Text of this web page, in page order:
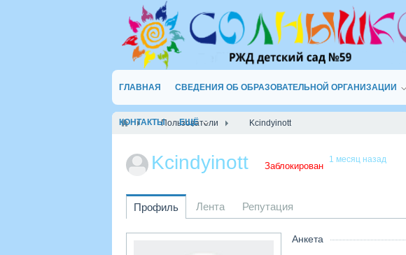
ГЛАВНАЯ СВЕДЕНИЯ ОБ ОБРАЗОВАТЕЛЬНОЙ ОРГАНИЗАЦИИ
КОНТАКТЫ ЕЩЁ
Пользователи Kcindyinott
Kcindyinott Заблокирован
1 месяц назад
Профиль Лента Репутация
Анкета